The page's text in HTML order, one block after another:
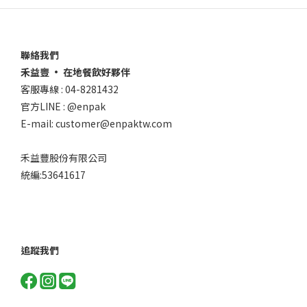
聯絡我們
禾益豐 • 在地餐飲好夥伴
客服專線 : 04-8281432
官方LINE : @enpak
E-mail: customer@enpaktw.com
禾益豐股份有限公司
統編:53641617
追蹤我們